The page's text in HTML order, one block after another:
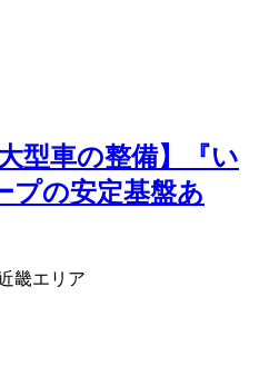
型車の整備】『い
プの安定基盤あ
畿エリア